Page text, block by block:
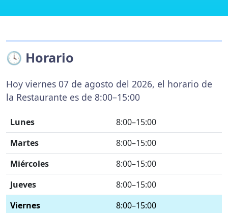
🕓 Horario
Hoy viernes 07 de agosto del 2026, el horario de
la Restaurante es de 8:00–15:00
Lunes
8:00–15:00
Martes
8:00–15:00
Miércoles
8:00–15:00
Jueves
8:00–15:00
Viernes
8:00–15:00